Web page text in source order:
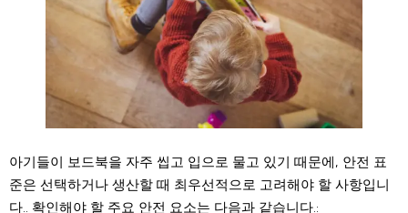
아기들이 보드북을 자주 씹고 입으로 물고 있기 때문에, 안전 표
준은 선택하거나 생산할 때 최우선적으로 고려해야 할 사항입니
다.. 확인해야 할 주요 안전 요소는 다음과 같습니다.: